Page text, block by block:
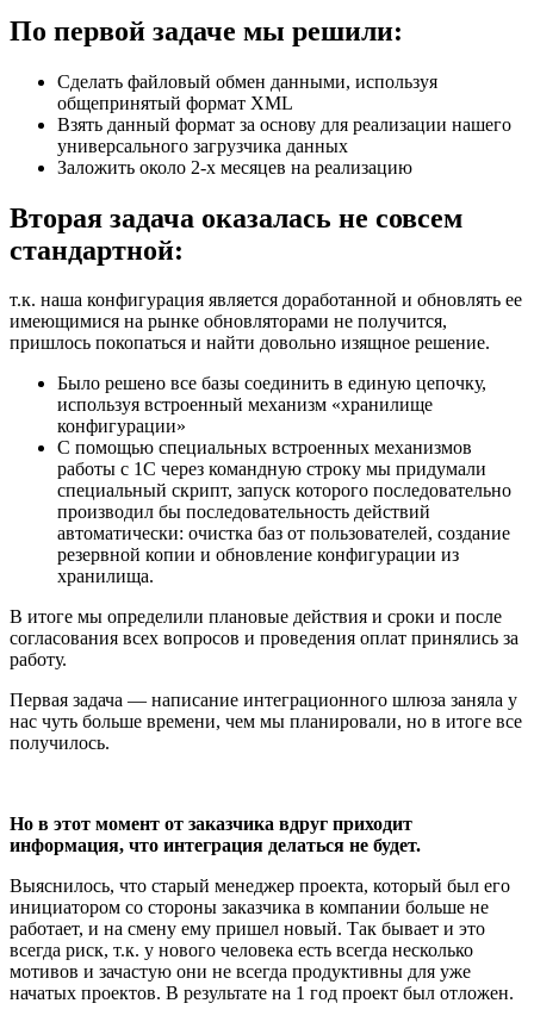
По первой задаче мы решили:
Сделать файловый обмен данными, используя
общепринятый формат XML
Взять данный формат за основу для реализации нашего
универсального загрузчика данных
Заложить около 2-х месяцев на реализацию
Вторая задача оказалась не совсем
стандартной:
т.к. наша конфигурация является доработанной и обновлять ее
имеющимися на рынке обновляторами не получится,
пришлось покопаться и найти довольно изящное решение.
Было решено все базы соединить в единую цепочку,
используя встроенный механизм «хранилище
конфигурации»
С помощью специальных встроенных механизмов
работы с 1С через командную строку мы придумали
специальный скрипт, запуск которого последовательно
производил бы последовательность действий
автоматически: очистка баз от пользователей, создание
резервной копии и обновление конфигурации из
хранилища.
В итоге мы определили плановые действия и сроки и после
согласования всех вопросов и проведения оплат принялись за
работу.
Первая задача — написание интеграционного шлюза заняла у
нас чуть больше времени, чем мы планировали, но в итоге все
получилось.
Но в этот момент от заказчика вдруг приходит
информация, что интеграция делаться не будет.
Выяснилось, что старый менеджер проекта, который был его
инициатором со стороны заказчика в компании больше не
работает, и на смену ему пришел новый. Так бывает и это
всегда риск, т.к. у нового человека есть всегда несколько
мотивов и зачастую они не всегда продуктивны для уже
начатых проектов. В результате на 1 год проект был отложен.